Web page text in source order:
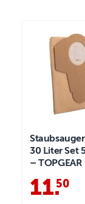
30 Liter Set
– TOPGEAR
11.
50